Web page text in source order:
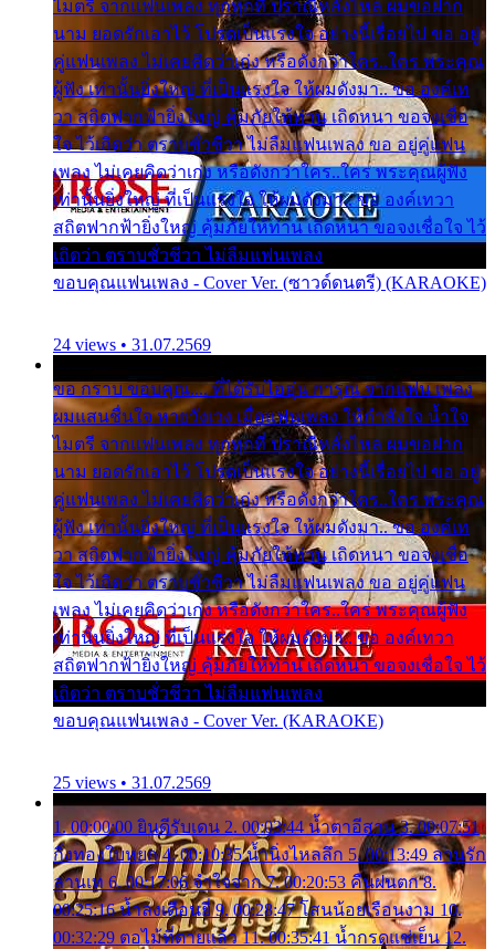
ไมตรี จากแฟนเพลง ทุกทุกที่ ปราณีหลั่งไหล ผมขอฝาก
นาม ยอดรักเอาไว้ โปรดเป็นแรงใจ อย่างนี้เรื่อยไป ขอ อยู่
คู่แฟนเพลง ไม่เคยคิดว่าเก่ง หรือดังกว่าใคร..ใคร พระคุณ
ผู้ฟัง เท่านั้นยิ่งใหญ่ ที่เป็นแรงใจ ให้ผมดังมา.. ขอ องค์เท
วา สถิตฟากฟ้ายิ่งใหญ่ คุ้มภัยให้ท่าน เถิดหนา ขอจงเชื่อ
ใจ ไว้เถิดว่า ตราบชั่วชีวา ไม่ลืมแฟนเพลง ขอ อยู่คู่แฟน
เพลง ไม่เคยคิดว่าเก่ง หรือดังกว่าใคร..ใคร พระคุณผู้ฟัง
เท่านั้นยิ่งใหญ่ ที่เป็นแรงใจ ให้ผมดังมา.. ขอ องค์เทวา
สถิตฟากฟ้ายิ่งใหญ่ คุ้มภัยให้ท่าน เถิดหนา ขอจงเชื่อใจ ไว้
เถิดว่า ตราบชั่วชีวา ไม่ลืมแฟนเพลง
ขอบคุณแฟนเพลง - Cover Ver. (ซาวด์ดนตรี) (KARAOKE)
24 views • 31.07.2569
ขอ กราบ ขอบคุณ.... ที่ได้รับไออุ่น การุณ จากแฟน เพลง
ผมแสนชื่นใจ หายวังเวง เมื่อแฟนเพลง ให้กำลังใจ น้ำใจ
ไมตรี จากแฟนเพลง ทุกทุกที่ ปราณีหลั่งไหล ผมขอฝาก
นาม ยอดรักเอาไว้ โปรดเป็นแรงใจ อย่างนี้เรื่อยไป ขอ อยู่
คู่แฟนเพลง ไม่เคยคิดว่าเก่ง หรือดังกว่าใคร..ใคร พระคุณ
ผู้ฟัง เท่านั้นยิ่งใหญ่ ที่เป็นแรงใจ ให้ผมดังมา.. ขอ องค์เท
วา สถิตฟากฟ้ายิ่งใหญ่ คุ้มภัยให้ท่าน เถิดหนา ขอจงเชื่อ
ใจ ไว้เถิดว่า ตราบชั่วชีวา ไม่ลืมแฟนเพลง ขอ อยู่คู่แฟน
เพลง ไม่เคยคิดว่าเก่ง หรือดังกว่าใคร..ใคร พระคุณผู้ฟัง
เท่านั้นยิ่งใหญ่ ที่เป็นแรงใจ ให้ผมดังมา.. ขอ องค์เทวา
สถิตฟากฟ้ายิ่งใหญ่ คุ้มภัยให้ท่าน เถิดหนา ขอจงเชื่อใจ ไว้
เถิดว่า ตราบชั่วชีวา ไม่ลืมแฟนเพลง
ขอบคุณแฟนเพลง - Cover Ver. (KARAOKE)
25 views • 31.07.2569
1. 00:00:00 ยินดีรับเดน 2. 00:03:44 น้ำตาอีสาน 3. 00:07:51
กิ่งทองใบหยก 4. 00:10:35 น้ำนิ่งไหลลึก 5. 00:13:49 ลานรัก
ลานเท 6. 00:17:06 จำใจจาก 7. 00:20:53 คืนฝนตก 8.
00:25:16 น้ำลงเดือนยี่ 9. 00:28:47 โสนน้อยเรือนงาม 10.
00:32:29 ตอไม้ที่ตายแล้ว 11. 00:35:41 น้ำกรดแช่เย็น 12.